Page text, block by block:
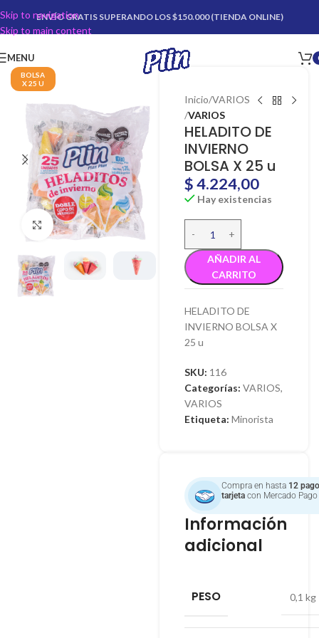
Skip to navigation
Skip to main content
ENVÍO GRATIS SUPERANDO LOS $150.000 (TIENDA ONLINE)
MENU
BOLSA
X 25 U
Click para agrandar
Inicio VARIOS
VARIOS
HELADITO DE
INVIERNO
BOLSA X 25 u
$4.224,00
Hay existencias
AÑADIR AL
CARRITO
HELADITO DE
INVIERNO BOLSA X
25 u
SKU: 116
Categorías: VARIOS,
VARIOS
Etiqueta: Minorista
Compra en hasta 12
tarjetacon Mercado Pago
Información
adicional
PESO 0,1 kg